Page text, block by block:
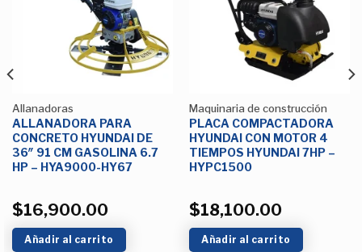
Lista de
deseos
Allanadoras
ALLANADORA PARA
CONCRETO HYUNDAI DE
36″ 91 CM GASOLINA 6.7
HP – HYA9000-HY67
$16,900.00
Añadir al carrito
Lista de
deseos
Maquinaria de construcción
PLACA COMPACTADORA
HYUNDAI CON MOTOR 4
TIEMPOS HYUNDAI 7HP –
HYPC1500
$18,100.00
Añadir al carrito